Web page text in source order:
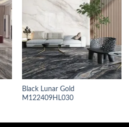
Black Lunar Gold
M122409HL030